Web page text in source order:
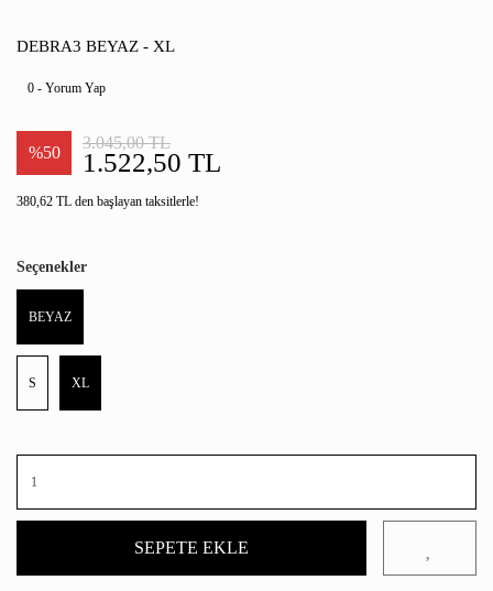
DEBRA3 BEYAZ - XL
0 - Yorum Yap
%50 1.522,50 TL
3.045,00 TL
380,62 TL den başlayan taksitlerle!
Seçenekler
BEYAZ
S XL
SEPETE EKLE